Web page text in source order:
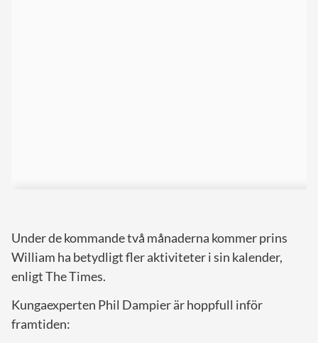
Under de kommande två månaderna kommer prins
William ha betydligt fler aktiviteter i sin kalender,
enligt The Times.
Kungaexperten Phil Dampier är hoppfull inför
framtiden: